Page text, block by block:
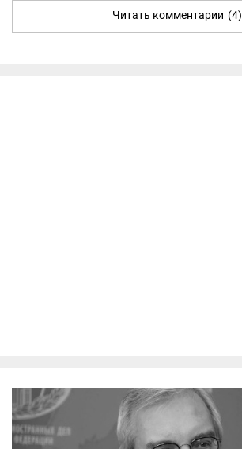
Читать комментарии (4)